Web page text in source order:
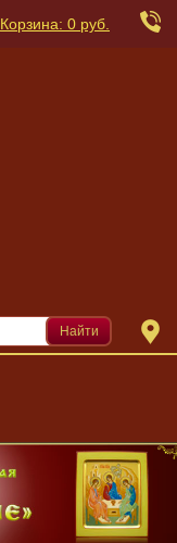
Корзина: 0 руб.
Найти